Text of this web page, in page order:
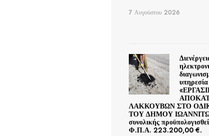
7 Αυγούστου 2026
υπηρεσία
ΛΑΚΚΟΥΒΩΝ ΣΤΟ
ΤΟΥ ΔΗΜΟΥ
συνολικής
Φ.Π.Α. 223.200,00 €.